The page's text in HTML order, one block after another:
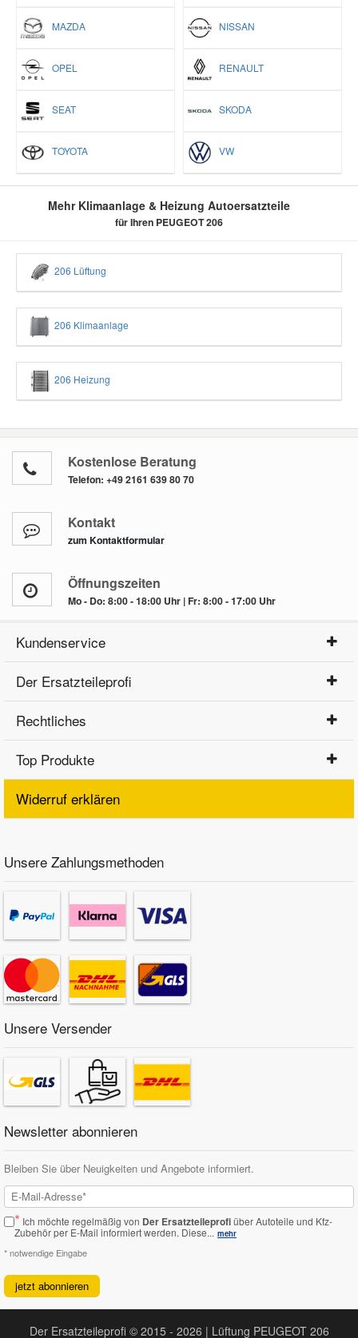
MAZDA NISSAN
OPEL RENAULT
SEAT SKODA
TOYOTA VW
Mehr Klimaanlage & Heizung Autoersatzteile
für Ihren PEUGEOT 206
206 Lüftung
206 Klimaanlage
206 Heizung
Kostenlose Beratung
Telefon: +49 2161 639 80 70
Kontakt
zum Kontaktformular
Öffnungszeiten
Mo - Do: 8:00 - 18:00 Uhr | Fr: 8:00 - 17:00 Uhr
Kundenservice
Der Ersatzteileprofi
Rechtliches
Top Produkte
Widerruf erklären
Unsere Zahlungsmethoden
Unsere Versender
Newsletter abonnieren
Bleiben Sie über Neuigkeiten und Angebote informiert.
* Ich möchte regelmäßig von Der Ersatzteileprofiüber Autoteile und Kfz-
Zubehör per E-Mail informiert werden. Diese... mehr
* notwendige Eingabe
jetzt abonnieren
Der Ersatzteileprofi © 2015 - 2026 | Lüftung PEUGEOT 206